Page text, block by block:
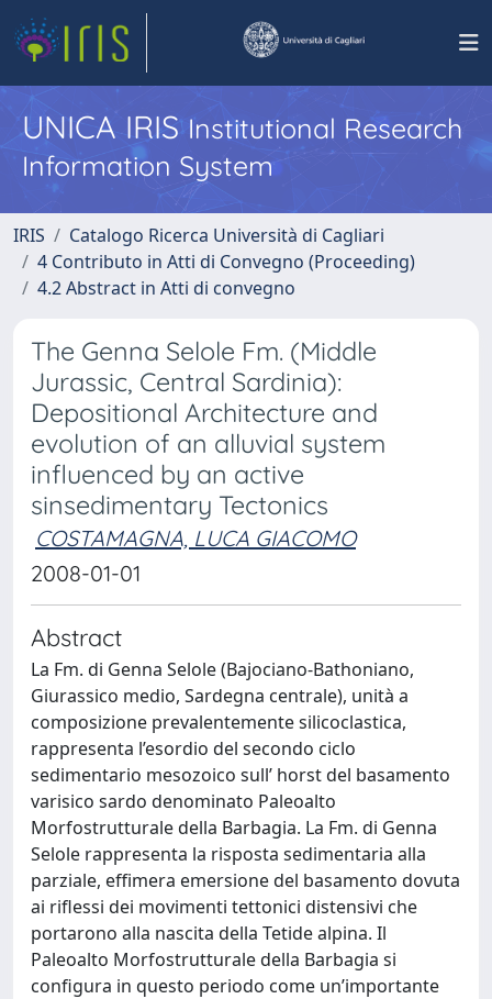
UNICA IRISInstitutional Research
Information System
IRIS
Catalogo Ricerca Università di Cagliari
4 Contributo in Atti di Convegno (Proceeding)
4.2 Abstract in Atti di convegno
The Genna Selole Fm. (Middle
Jurassic, Central Sardinia):
Depositional Architecture and
evolution of an alluvial system
influenced by an active
sinsedimentary Tectonics
COSTAMAGNA, LUCA GIACOMO
2008-01-01
Abstract
La Fm. di Genna Selole (Bajociano-Bathoniano,
Giurassico medio, Sardegna centrale), unità a
composizione prevalentemente silicoclastica,
rappresenta l’esordio del secondo ciclo
sedimentario mesozoico sull’ horst del basamento
varisico sardo denominato Paleoalto
Morfostrutturale della Barbagia. La Fm. di Genna
Selole rappresenta la risposta sedimentaria alla
parziale, effimera emersione del basamento dovuta
ai riflessi dei movimenti tettonici distensivi che
portarono alla nascita della Tetide alpina. Il
Paleoalto Morfostrutturale della Barbagia si
configura in questo periodo come un’importante